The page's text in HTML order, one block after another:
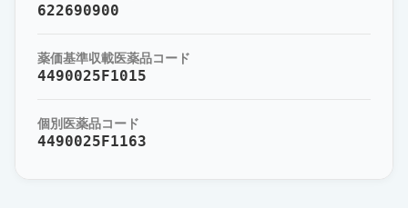
薬価 10.80 円
オロパタジン塩酸塩錠
622690900
薬価基準収載医薬品コード
4490025F1015
個別医薬品コード
4490025F1163